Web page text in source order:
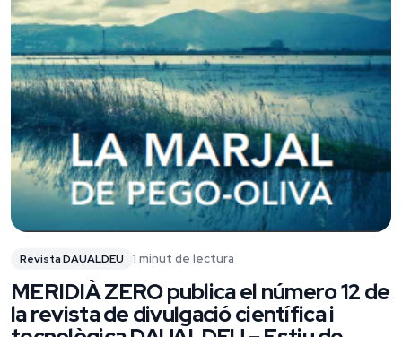
Revista DAUALDEU 1 minut de lectura
MERIDIÀ ZERO publica el número 12 de
la revista de divulgació científica i